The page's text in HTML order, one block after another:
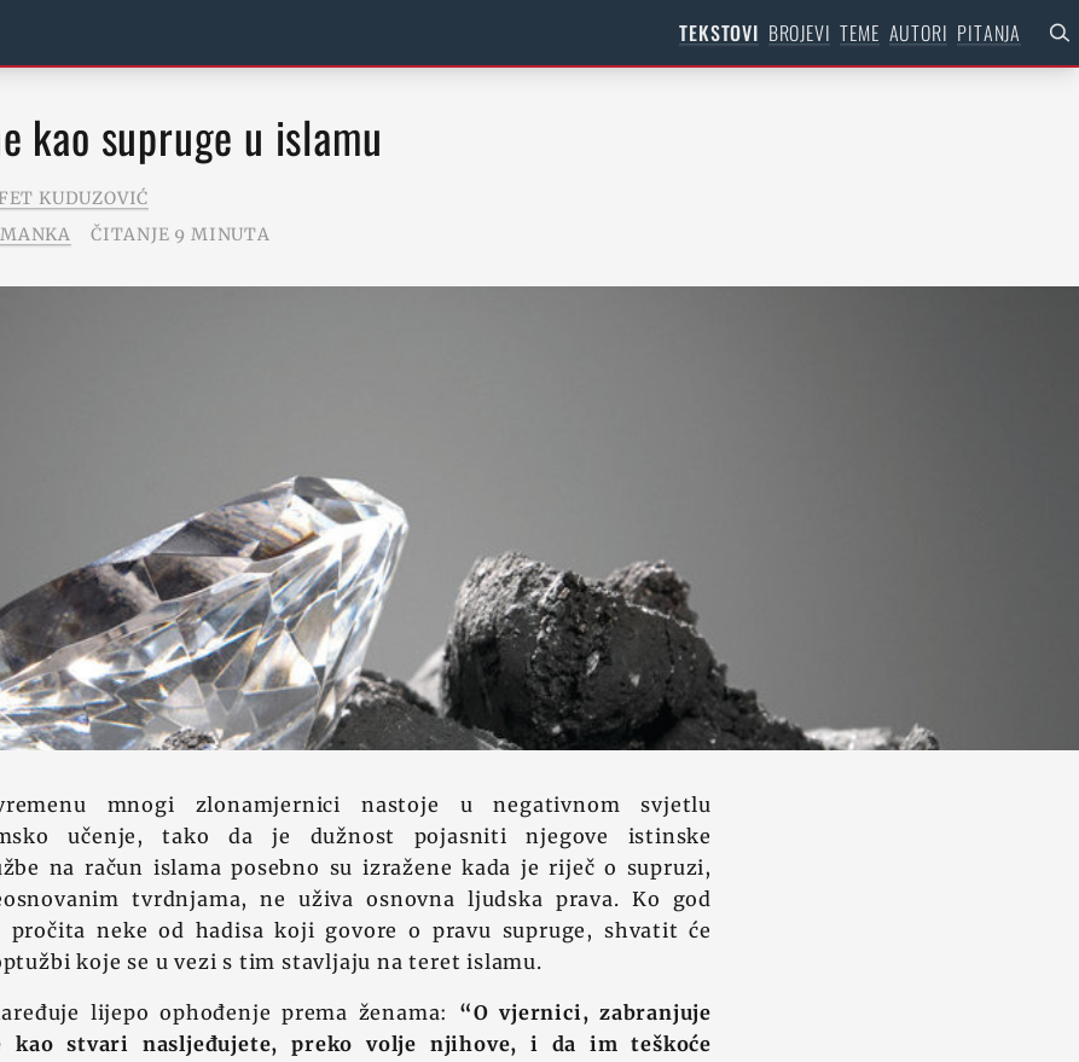
TEKSTOVI BROJEVI TEME AUTORI PITANJA
kao supruge u islamu
KUDUZOVIĆ
ČITANJE 9 MINUTA
mnogi zlonamjernici nastoje u negativnom svjetlu
učenje, tako da je dužnost pojasniti njegove istinske
na račun islama posebno su izražene kada je riječ o supruzi,
tvrdnjama, ne uživa osnovna ljudska prava. Ko god
neke od hadisa koji govore o pravu supruge, shvatit će
koje se u vezi s tim stavljaju na teret islamu.
lijepo ophođenje prema ženama: “O vjernici, zabranjuje
kao stvari nasljeđujete, preko volje njihove, i da im teškoće